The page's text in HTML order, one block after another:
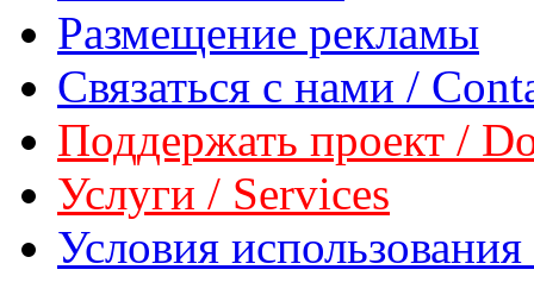
Размещение рекламы
Связаться с нами /
Поддержать проект /
Услуги / Services
Условия